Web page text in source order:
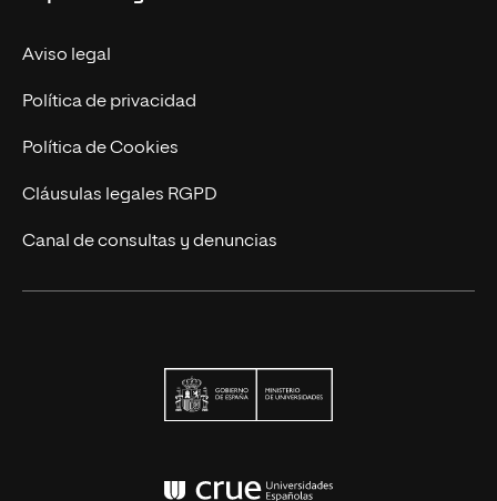
Actualidad
Contacto
Aviso legal
Política de privacidad
Política de Cookies
Cláusulas legales RGPD
Canal de consultas y denuncias
Conferencia de